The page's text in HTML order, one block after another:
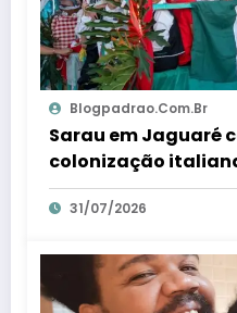
Blogpadrao.com.br
Sarau em Jaguaré
colonização
trambolhão da
31/07/2026